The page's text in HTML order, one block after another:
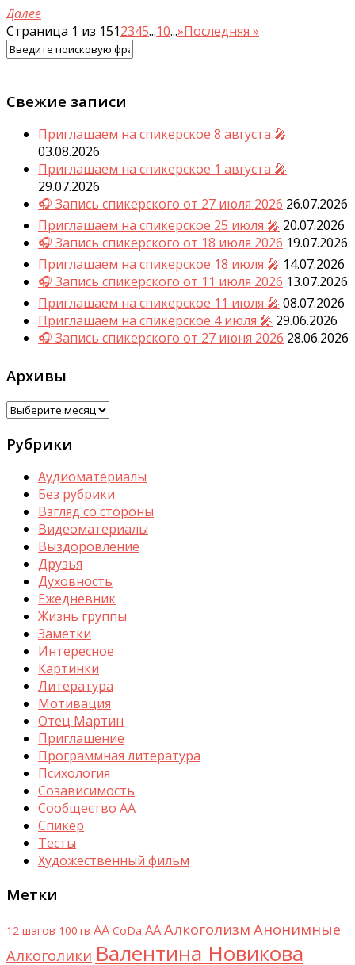
Далее
Страница 1 из 1512345...10...»Последняя »
Свежие записи
Приглашаем на спикерское 8 августа 🎤
03.08.2026
Приглашаем на спикерское 1 августа 🎤
29.07.2026
🎧 Запись спикерского от 27 июля 2026 26.07.2026
Приглашаем на спикерское 25 июля 🎤 20.07.2026
🎧 Запись спикерского от 18 июля 2026 19.07.2026
Приглашаем на спикерское 18 июля 🎤 14.07.2026
🎧 Запись спикерского от 11 июля 2026 13.07.2026
Приглашаем на спикерское 11 июля 🎤 08.07.2026
Приглашаем на спикерское 4 июля 🎤 29.06.2026
🎧 Запись спикерского от 27 июня 2026 28.06.2026
Архивы
Архивы
Рубрики
Аудиоматериалы
Без рубрики
Взгляд со стороны
Видеоматериалы
Выздоровление
Друзья
Духовность
Ежедневник
Жизнь группы
Заметки
Интересное
Картинки
Литература
Мотивация
Отец Мартин
Приглашение
Программная литература
Психология
Созависимость
Сообщество АА
Спикер
Тесты
Художественный фильм
Метки
12 шагов 100тв AA CoDa АААлкоголизм Анонимные
Алкоголики Валентина Новикова